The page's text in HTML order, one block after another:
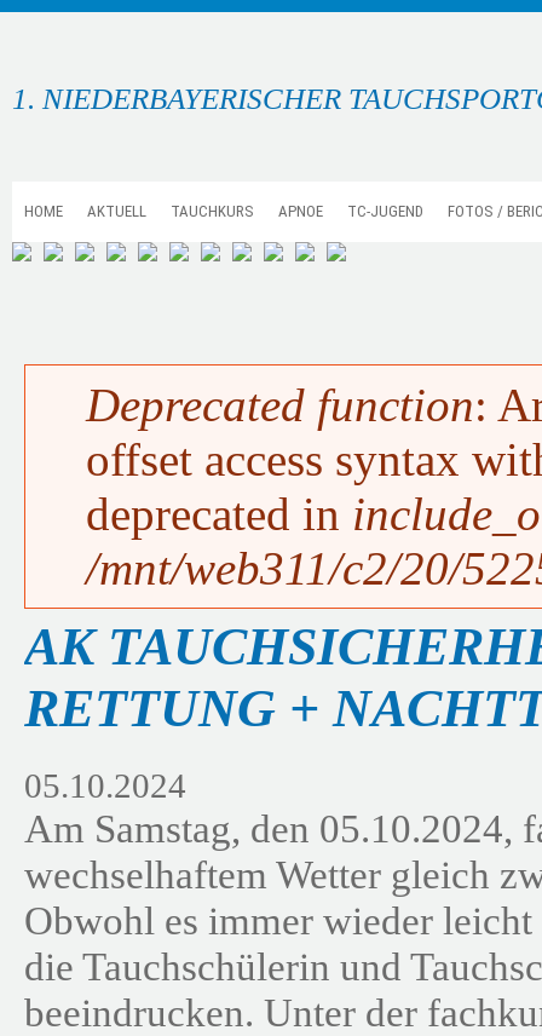
1. NIEDERBAYERISCHER
HOME AKTUELL TAUCHKURS APNOE TC-JUGEND FOTOS /
FEHLERMELDUNG
Deprecated function:
offset access syntax
deprecated in
/mnt/web311/c2/20/
AK
RETTUNG +
05.10.2024
Am Samstag, den 05.10.2024,
wechselhaftem Wetter gleich
Obwohl es immer wieder
die Tauchschülerin und
beeindrucken. Unter der